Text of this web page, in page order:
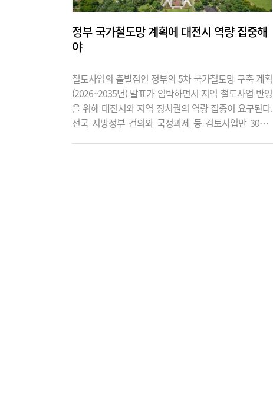
정부 국가철도망 계획에 대전시 역량 집중해
야
철도사업의 출발점인 정부의 5차 국가철도망 구축 계획
(2026~2035년) 발표가 임박하면서 지역 철도사업 반영
을 위해 대전시와 지역 정치권의 역량 집중이 요구된다.
전국 지방정부 건의와 국정과제 등 검토사업만 300개